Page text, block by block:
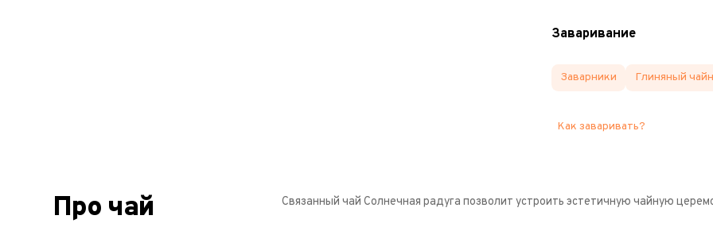
Заваривание
Заварники Глиняный
Как заваривать?
Про чай Связанный чай Солнечная радуга позволит устроить эстетичную чайную